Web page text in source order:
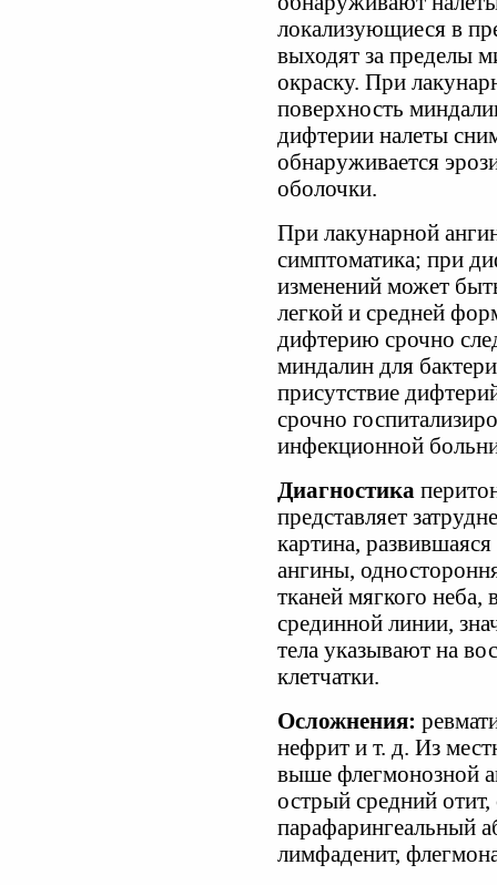
локализующиеся в
выходят за пределы
окраску. При
поверхность
дифтерии налеты
обнаруживается
оболочки.
При лакунарной
симптоматика; при
изменений может
легкой и средней
дифтерию срочно
миндалин для
присутствие
срочно
инфекционной
Диагностика
представляет
картина,
ангины,
тканей мягкого
срединной линии,
тела указывают на
клетчатки.
Осложнения:
нефрит и т. д. Из
выше флегмонозной
острый средний отит,
парафарингеальный
лимфаденит,